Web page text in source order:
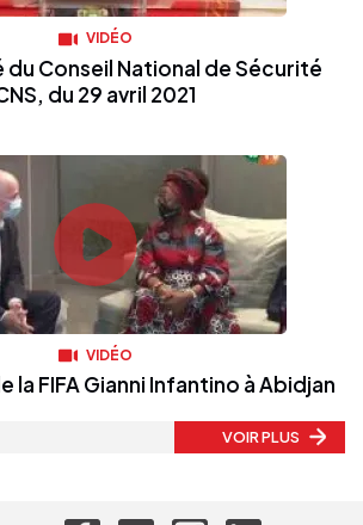
VIDÉO
du Conseil National de Sécurité
du 29 avril 2021
VIDÉO
la FIFA Gianni Infantino à Abidjan
VOIR PLUS